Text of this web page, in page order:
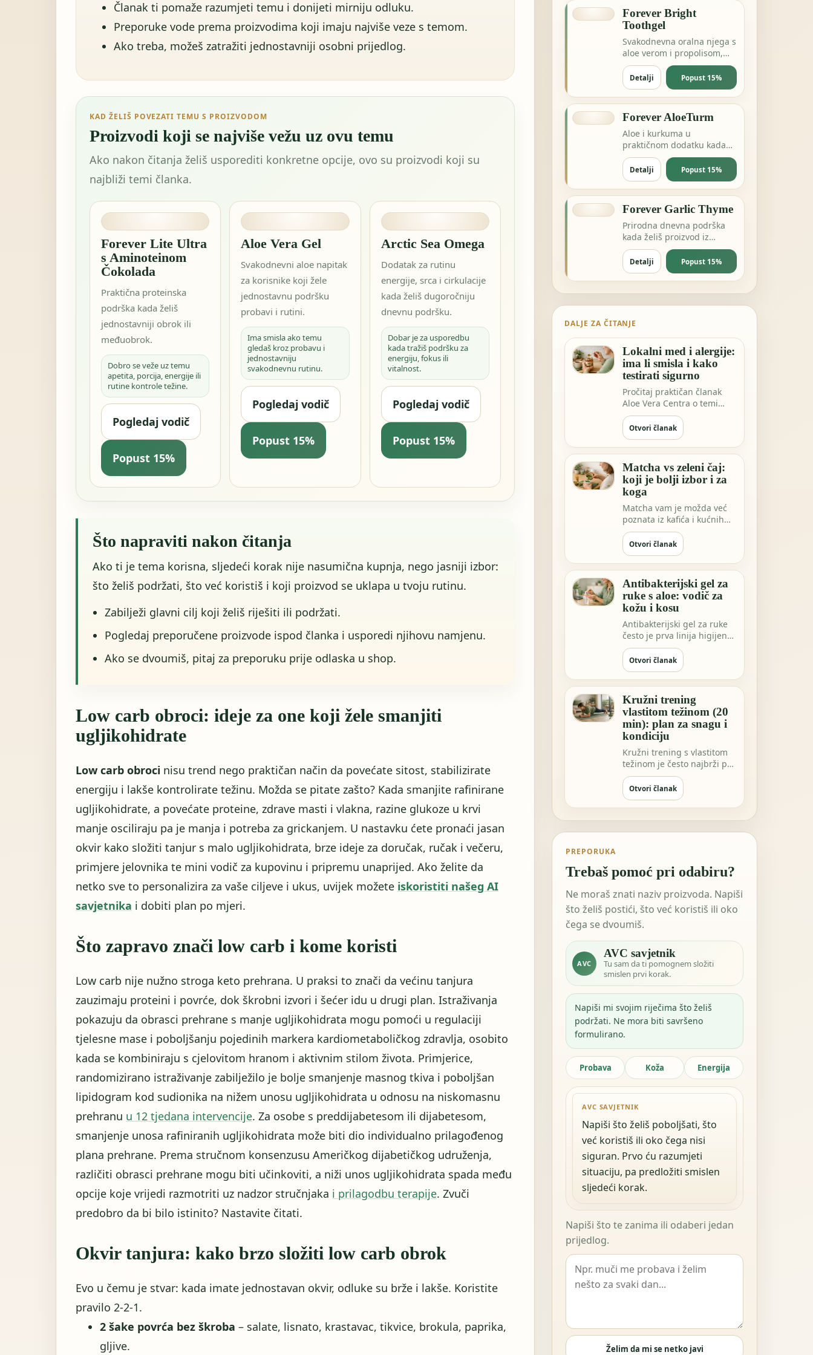
Članak ti pomaže razumjeti temu i donijeti mirniju odluku.
Preporuke vode prema proizvodima koji imaju najviše veze s temom.
Ako treba, možeš zatražiti jednostavniji osobni prijedlog.
KAD ŽELIŠ POVEZATI TEMU S PROIZVODOM
Proizvodi koji se najviše vežu uz ovu temu
Ako nakon čitanja želiš usporediti konkretne opcije, ovo su proizvodi koji su
najbliži temi članka.
Forever Lite Ultra
s Aminoteinom
Čokolada
Praktična proteinska
podrška kada želiš
jednostavniji obrok ili
međuobrok.
Dobro se veže uz temu
apetita, porcija, energije ili
rutine kontrole težine.
Pogledaj vodič
Popust 15%
Aloe Vera Gel
Svakodnevni aloe napitak
za korisnike koji žele
jednostavnu podršku
probavi i rutini.
Ima smisla ako temu
gledaš kroz probavu i
jednostavniju
svakodnevnu rutinu.
Pogledaj vodič
Popust 15%
Arctic Sea Omega
Dodatak za rutinu
energije, srca i cirkulacije
kada želiš dugoročniju
dnevnu podršku.
Dobar je za usporedbu
kada tražiš podršku za
energiju, fokus ili
vitalnost.
Pogledaj vodič
Popust 15%
Što napraviti nakon čitanja
Ako ti je tema korisna, sljedeći korak nije nasumična kupnja, nego jasniji izbor:
što želiš podržati, što već koristiš i koji proizvod se uklapa u tvoju rutinu.
Zabilježi glavni cilj koji želiš riješiti ili podržati.
Pogledaj preporučene proizvode ispod članka i usporedi njihovu namjenu.
Ako se dvoumiš, pitaj za preporuku prije odlaska u shop.
Low carb obroci: ideje za one koji žele smanjiti
ugljikohidrate
Low carb obroci nisu trend nego praktičan način da povećate sitost, stabilizirate
energiju i lakše kontrolirate težinu. Možda se pitate zašto? Kada smanjite rafinirane
ugljikohidrate, a povećate proteine, zdrave masti i vlakna, razine glukoze u krvi
manje osciliraju pa je manja i potreba za grickanjem. U nastavku ćete pronaći jasan
okvir kako složiti tanjur s malo ugljikohidrata, brze ideje za doručak, ručak i večeru,
primjere jelovnika te mini vodič za kupovinu i pripremu unaprijed. Ako želite da
netko sve to personalizira za vaše ciljeve i ukus, uvijek možete iskoristiti našeg AI
savjetnika i dobiti plan po mjeri.
Što zapravo znači low carb i kome koristi
Low carb nije nužno stroga keto prehrana. U praksi to znači da većinu tanjura
zauzimaju proteini i povrće, dok škrobni izvori i šećer idu u drugi plan. Istraživanja
pokazuju da obrasci prehrane s manje ugljikohidrata mogu pomoći u regulaciji
tjelesne mase i poboljšanju pojedinih markera kardiometaboličkog zdravlja, osobito
kada se kombiniraju s cjelovitom hranom i aktivnim stilom života. Primjerice,
randomizirano istraživanje zabilježilo je bolje smanjenje masnog tkiva i poboljšan
lipidogram kod sudionika na nižem unosu ugljikohidrata u odnosu na niskomasnu
prehranu u 12 tjedana intervencije. Za osobe s preddijabetesom ili dijabetesom,
smanjenje unosa rafiniranih ugljikohidrata može biti dio individualno prilagođenog
plana prehrane. Prema stručnom konsenzusu Američkog dijabetičkog udruženja,
različiti obrasci prehrane mogu biti učinkoviti, a niži unos ugljikohidrata spada među
opcije koje vrijedi razmotriti uz nadzor stručnjaka i prilagodbu terapije. Zvuči
predobro da bi bilo istinito? Nastavite čitati.
Okvir tanjura: kako brzo složiti low carb obrok
Evo u čemu je stvar: kada imate jednostavan okvir, odluke su brže i lakše. Koristite
pravilo 2-2-1.
2 šake povrća bez škroba – salate, lisnato, krastavac, tikvice, brokula, paprika,
gljive.
Forever Bright
Toothgel
Svakodnevna oralna njega s
aloe verom i propolisom,
bez nepotrebnog
kompliciranja.
Detalji Popust 15%
Forever AloeTurm
Aloe i kurkuma u
praktičnom dodatku kada
želiš podršku probavi,
zglobovima ili dnevnoj
ravnoteži.
Detalji Popust 15%
Forever Garlic Thyme
Prirodna dnevna podrška
kada želiš proizvod iz
pčelinje ili biljne linije za
energiju i otpornost.
Detalji Popust 15%
DALJE ZA ČITANJE
Lokalni med i alergije:
ima li smisla i kako
testirati sigurno
Pročitaj praktičan članak
Aloe Vera Centra o temi
Lokalni med i alergije: ima li
smisla…
Otvori članak
Matcha vs zeleni čaj:
koji je bolji izbor i za
koga
Matcha vam je možda već
poznata iz kafića i kućnih
rituala. Ali EGCG ekstrakt
sve češće…
Otvori članak
Antibakterijski gel za
ruke s aloe: vodič za
kožu i kosu
Antibakterijski gel za ruke
često je prva linija higijene
kada niste blizu vode.
Možda …
Otvori članak
Kružni trening
vlastitom težinom (20
min): plan za snagu i
kondiciju
Kružni trening s vlastitom
težinom je često najbrži put
do osjećaja “napravio sam
nešto…
Otvori članak
PREPORUKA
Trebaš pomoć pri odabiru?
Ne moraš znati naziv proizvoda. Napiši
što želiš postići, što već koristiš ili oko
čega se dvoumiš.
AVC
AVC savjetnik
Tu sam da ti pomognem složiti
smislen prvi korak.
Napiši mi svojim riječima što želiš
podržati. Ne mora biti savršeno
formulirano.
Probava Koža Energija
AVC SAVJETNIK
Napiši što želiš poboljšati, što
već koristiš ili oko čega nisi
siguran. Prvo ću razumjeti
situaciju, pa predložiti smislen
sljedeći korak.
Napiši što te zanima ili odaberi jedan
prijedlog.
Želim da mi se netko javi